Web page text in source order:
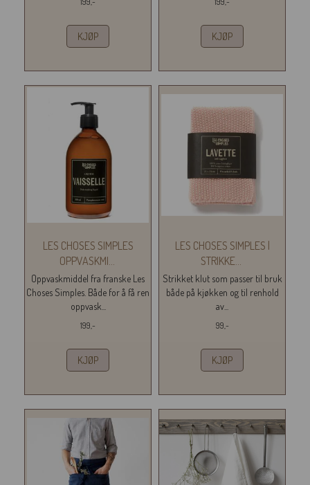
KJØP KJØP
LES CHOSES SIMPLES
OPPVASKMI...
Oppvaskmiddel fra franske Les
Choses Simples. Både for å få ren
oppvask...
199,-
KJØP
LES CHOSES SIMPLES |
STRIKKE...
Strikket klut som passer til bruk
både på kjøkken og til renhold
av...
99,-
KJØP